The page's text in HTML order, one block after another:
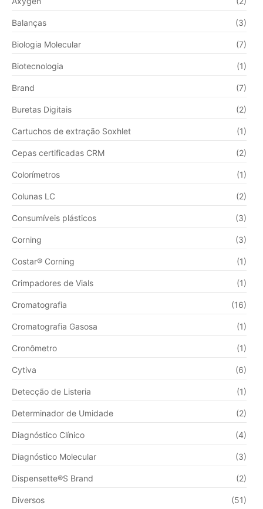
Balanças (3)
Biologia Molecular (7)
Biotecnologia (1)
Brand (7)
Buretas Digitais (2)
Cartuchos de extração Soxhlet (1)
Cepas certificadas CRM (2)
Colorímetros (1)
Colunas LC (2)
Consumíveis plásticos (3)
Corning (3)
Costar® Corning (1)
Crimpadores de Vials (1)
Cromatografia (16)
Cromatografia Gasosa (1)
Cronômetro (1)
Cytiva (6)
Detecção de Listeria (1)
Determinador de Umidade (2)
Diagnóstico Clínico (4)
Diagnóstico Molecular (3)
Dispensette®S Brand (2)
Diversos (51)